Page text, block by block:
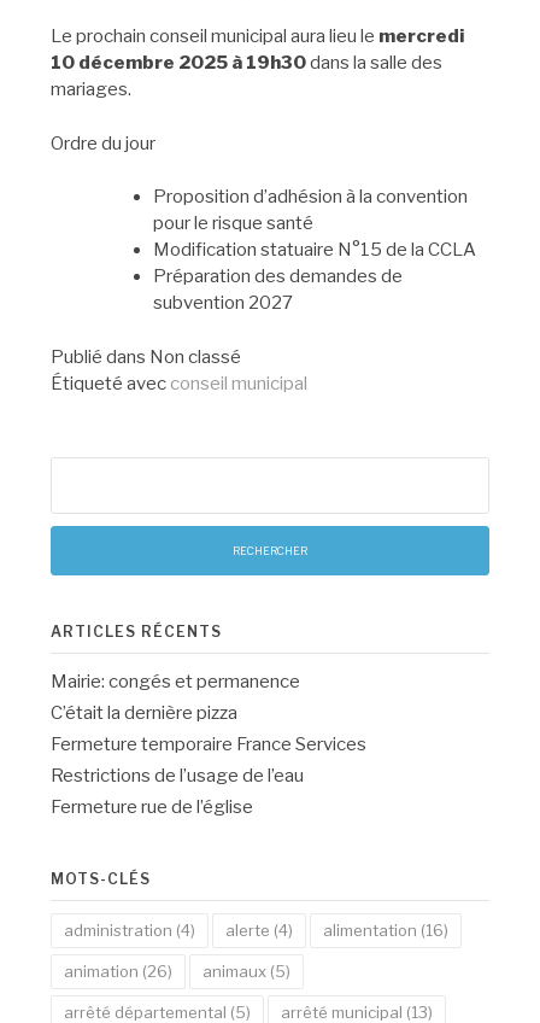
Le prochain conseil municipal aura lieu le mercredi
10 décembre 2025 à 19h30dans la salle des
mariages.
Ordre du jour
Proposition d’adhésion à la convention
pour le risque santé
Modification statuaire N°15 de la CCLA
Préparation des demandes de
subvention 2027
Publié dans Non classé
Étiqueté avec conseil municipal
ARTICLES RÉCENTS
Mairie: congés et permanence
C’était la dernière pizza
Fermeture temporaire France Services
Restrictions de l’usage de l’eau
Fermeture rue de l’église
MOTS-CLÉS
administration (4) alerte (4) alimentation (16)
animation (26) animaux (5)
arrêté départemental (5) arrêté municipal (13)